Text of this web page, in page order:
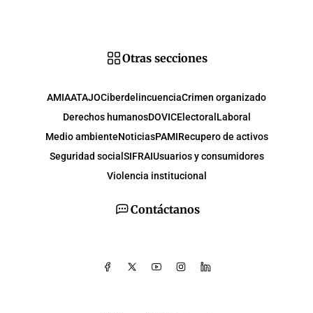
Contáctanos
Otras secciones
AMIAATAJOCiberdelincuenciaCrimen organizado
Derechos humanosDOVICElectoral Laboral
Medio ambienteNoticiasPAMIRecupero de activos
Seguridad social SIFRAIUsuarios y consumidores
Violencia institucional